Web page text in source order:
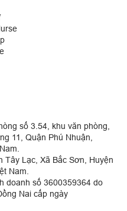
số 3.54, khu văn phòng,
11, Quận Phú Nhuận,
Tây Lạc, Xã Bắc Sơn, Huyện
Nam.
doanh số 3600359364 do
Nai cấp ngày